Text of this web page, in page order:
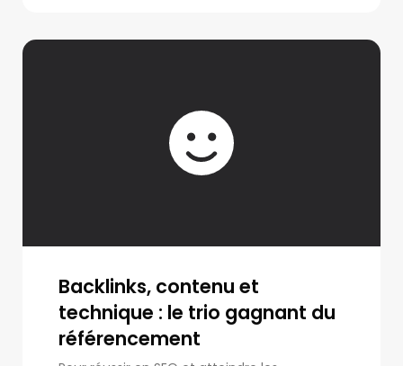
Backlinks, contenu et
technique : le trio gagnant du
référencement